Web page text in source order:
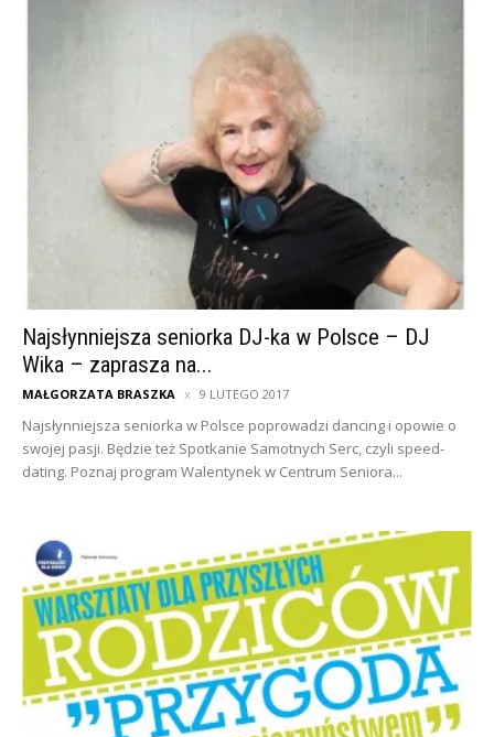
Najsłynniejsza seniorka DJ-ka w Polsce – DJ
Wika – zaprasza na...
MAŁGORZATA BRASZKA 9 LUTEGO 2017
Najsłynniejsza seniorka w Polsce poprowadzi dancing i opowie o
swojej pasji. Będzie też Spotkanie Samotnych Serc, czyli speed-
dating. Poznaj program Walentynek w Centrum Seniora...